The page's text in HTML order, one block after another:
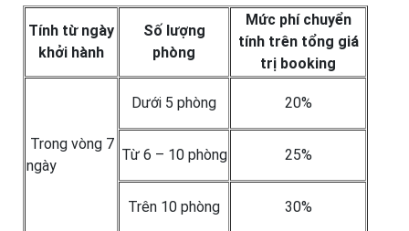
Tính từ ngày
khởi hành
Số lượng
phòng
Mức phí chuyển
tính trên tổng giá
trị booking
Trong vòng 7
ngày
Dưới 5 phòng 20%
Từ 6 – 10 phòng 25%
Trên 10 phòng 30%